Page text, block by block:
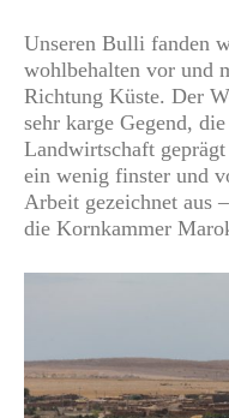
Unseren Bulli fanden
wohlbehalten vor und
Richtung Küste. Der
sehr karge Gegend,
Landwirtschaft
ein wenig finster und
Arbeit gezeichnet aus
die Kornkammer